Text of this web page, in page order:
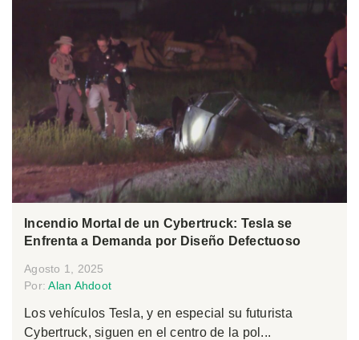
Incendio Mortal de un Cybertruck: Tesla se
Enfrenta a Demanda por Diseño Defectuoso
Agosto 1, 2025
Por:Alan Ahdoot
Los vehículos Tesla, y en especial su futurista
Cybertruck, siguen en el centro de la pol...